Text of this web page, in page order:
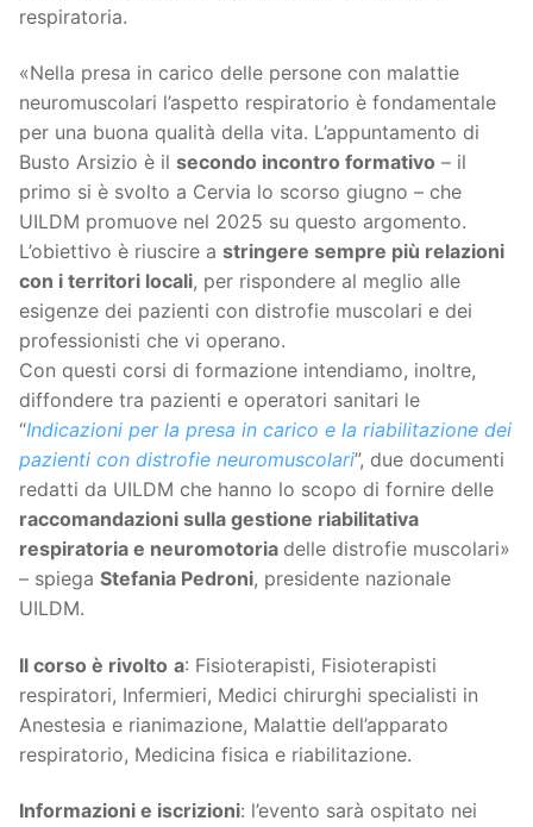
respiratoria.
«Nella presa in carico delle persone con malattie
neuromuscolari l’aspetto respiratorio è fondamentale
per una buona qualità della vita. L’appuntamento di
Busto Arsizio è il secondo incontro formativo – il
primo si è svolto a Cervia lo scorso giugno – che
UILDM promuove nel 2025 su questo argomento.
L’obiettivo è riuscire a stringere sempre più relazioni
con i territori locali, per rispondere al meglio alle
esigenze dei pazienti con distrofie muscolari e dei
professionisti che vi operano.
Con questi corsi di formazione intendiamo, inoltre,
diffondere tra pazienti e operatori sanitari le
“Indicazioni per la presa in carico e la riabilitazione dei
pazienti con distrofie neuromuscolari”, due documenti
redatti da UILDM che hanno lo scopo di fornire delle
raccomandazioni sulla gestione riabilitativa
respiratoria e neuromotoria delle distrofie muscolari»
– spiega Stefania Pedroni, presidente nazionale
UILDM.
Il corso è rivolto a: Fisioterapisti, Fisioterapisti
respiratori, Infermieri, Medici chirurghi specialisti in
Anestesia e rianimazione, Malattie dell’apparato
respiratorio, Medicina fisica e riabilitazione.
Informazioni e iscrizioni: l’evento sarà ospitato nei